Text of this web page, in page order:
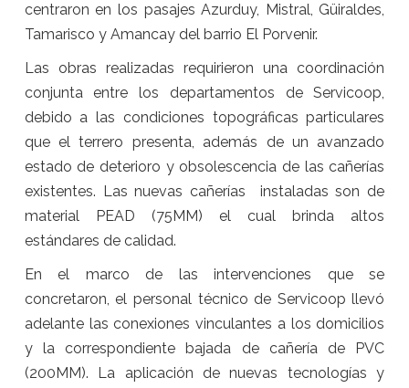
centraron en los pasajes Azurduy, Mistral, Güiraldes,
Tamarisco y Amancay del barrio El Porvenir.
Las obras realizadas requirieron una coordinación
conjunta entre los departamentos de Servicoop,
debido a las condiciones topográficas particulares
que el terrero presenta, además de un avanzado
estado de deterioro y obsolescencia de las cañerías
existentes. Las nuevas cañerías instaladas son de
material PEAD (75MM) el cual brinda altos
estándares de calidad.
En el marco de las intervenciones que se
concretaron, el personal técnico de Servicoop llevó
adelante las conexiones vinculantes a los domicilios
y la correspondiente bajada de cañería de PVC
(200MM). La aplicación de nuevas tecnologías y